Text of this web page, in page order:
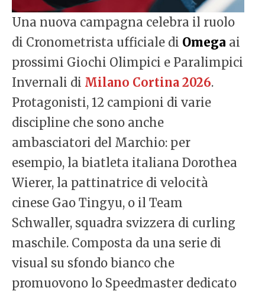
Una nuova campagna celebra il ruolo
di Cronometrista ufficiale di Omega ai
prossimi Giochi Olimpici e Paralimpici
Invernali di Milano Cortina 2026.
Protagonisti, 12 campioni di varie
discipline che sono anche
ambasciatori del Marchio: per
esempio, la biatleta italiana Dorothea
Wierer, la pattinatrice di velocità
cinese Gao Tingyu, o il Team
Schwaller, squadra svizzera di curling
maschile. Composta da una serie di
visual su sfondo bianco che
promuovono lo Speedmaster dedicato